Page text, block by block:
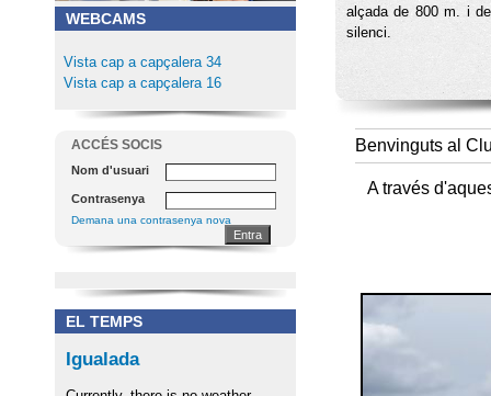
alçada de 800 m. i
silenci.
Curs complert per
de planador.
Benvinguts al
A través
WEBCAMS
Vista cap a capçalera 34
Vista cap a capçalera 16
ACCÉS SOCIS
Nom d'usuari
Contrasenya
Demana una contrasenya nova
EL TEMPS
Igualada